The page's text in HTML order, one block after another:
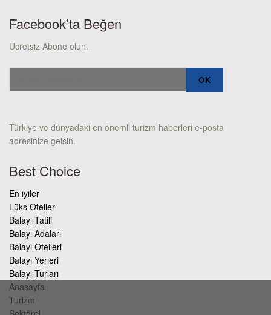
Facebook’ta Beğen
Ücretsiz Abone olun.
Türkiye ve dünyadaki en önemli turizm haberleri e-posta
adresinize gelsin.
Best Choice
En iyiler
Lüks Oteller
Balayı Tatili
Balayı Adaları
Balayı Otelleri
Balayı Yerleri
Balayı Turları
Anasayfa
Turizm